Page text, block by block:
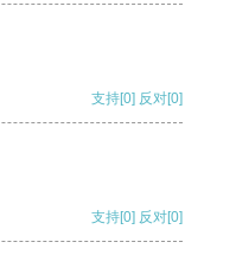
支持[0] 反对[0]
支持[0] 反对[0]